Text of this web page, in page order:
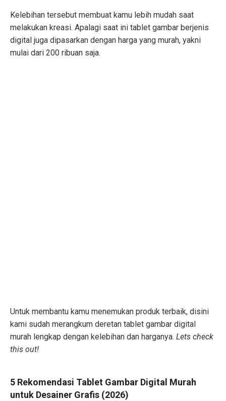
Kelebihan tersebut membuat kamu lebih mudah saat
melakukan kreasi. Apalagi saat ini tablet gambar berjenis
digital juga dipasarkan dengan harga yang murah, yakni
mulai dari 200 ribuan saja.
Untuk membantu kamu menemukan produk terbaik, disini
kami sudah merangkum deretan tablet gambar digital
murah lengkap dengan kelebihan dan harganya. Lets check
this out!
5 Rekomendasi Tablet Gambar Digital Murah
untuk Desainer Grafis (2026)